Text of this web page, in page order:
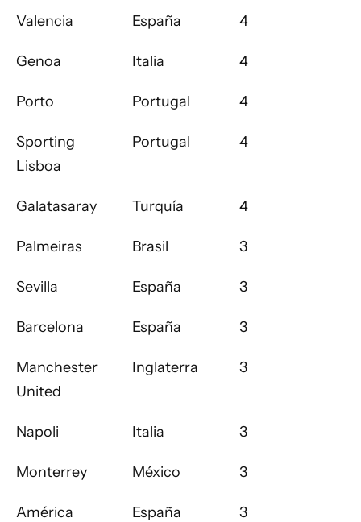
Valencia España 4
Genoa Italia 4
Porto Portugal 4
Sporting
Lisboa
Portugal 4
Galatasaray Turquía 4
Palmeiras Brasil 3
Sevilla España 3
Barcelona España 3
Manchester
United
Inglaterra 3
Napoli Italia 3
Monterrey México 3
América España
3